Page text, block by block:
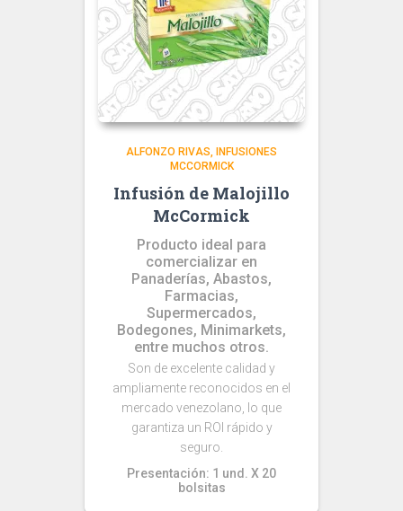
ALFONZO RIVAS
INFUSIONES
MCCORMICK
Infusión de Malojillo
McCormick
Producto ideal para
comercializar en
Panaderías, Abastos,
Farmacias,
Supermercados,
Bodegones, Minimarkets,
entre muchos otros.
Son de excelente calidad y
ampliamente reconocidos en el
mercado venezolano, lo que
garantiza un ROI rápido y
seguro.
Presentación: 1 und. X 20
bolsitas